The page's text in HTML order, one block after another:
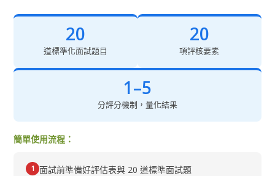
20
道標準化面試題目
20
項評核要素
1–5
分評分機制，量化結果
簡單使用流程：
1 面試前準備好評估表與 20 道標準面試題